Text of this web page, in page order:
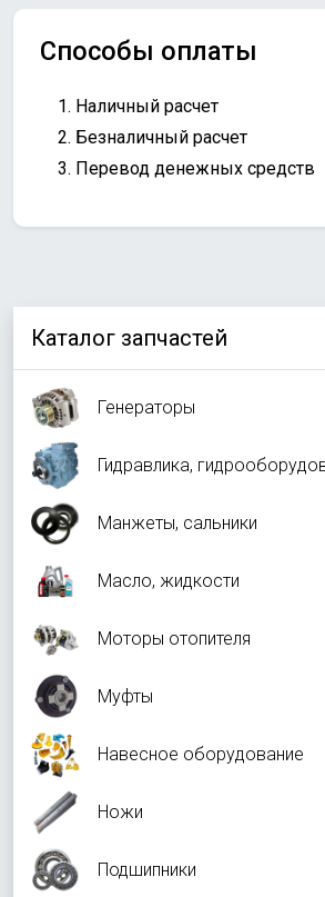
Каталог запчастей
Генераторы
Гидравлика,
Манжеты, сальники
Масло, жидкости
Моторы отопителя
Муфты
Навесное оборудование
Ножи
Подшипники
Способы оплаты
Наличный расчет
Безналичный расчет
Перевод денежных средств